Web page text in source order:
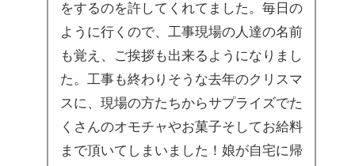
をするのを許してくれてました。毎日の
ように行くので、工事現場の人達の名前
も覚え、ご挨拶も出来るようになりまし
た。工事も終わりそうな去年のクリスマ
スに、現場の方たちからサプライズでた
くさんのオモチャやお菓子そしてお給料
まで頂いてしまいました！娘が自宅に帰